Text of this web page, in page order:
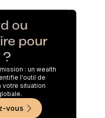
ou
pour
?
: un wealth
l'outil de
votre situation
vous